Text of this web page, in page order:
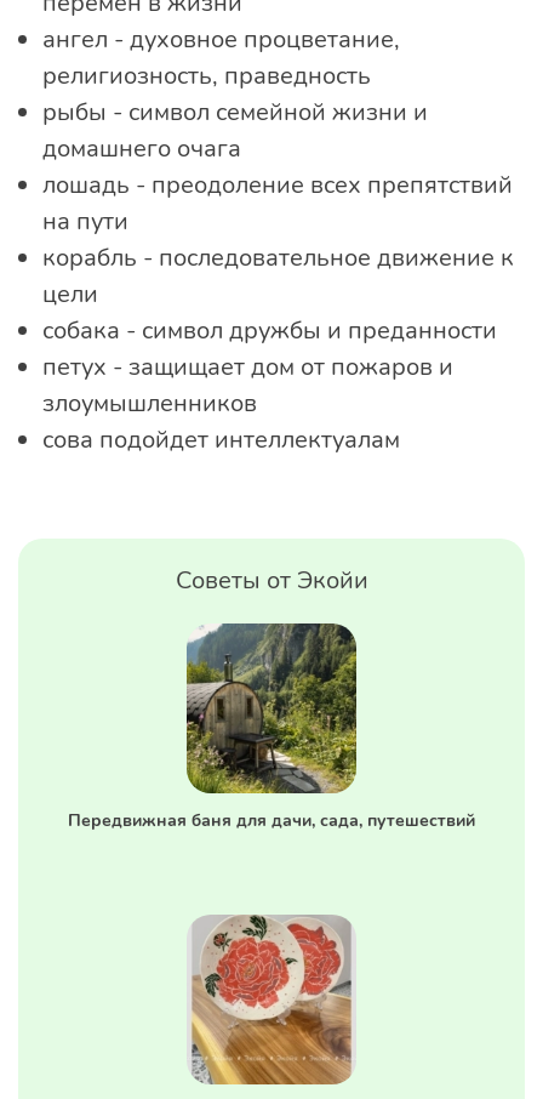
ангел - духовное процветание,
религиозность, праведность
рыбы - символ семейной жизни и
домашнего очага
лошадь - преодоление всех препятствий
на пути
корабль - последовательное движение к
цели
собака - символ дружбы и преданности
петух - защищает дом от пожаров и
злоумышленников
сова подойдет интеллектуалам
Советы от Экойи
Передвижная баня для дачи, сада, путешествий